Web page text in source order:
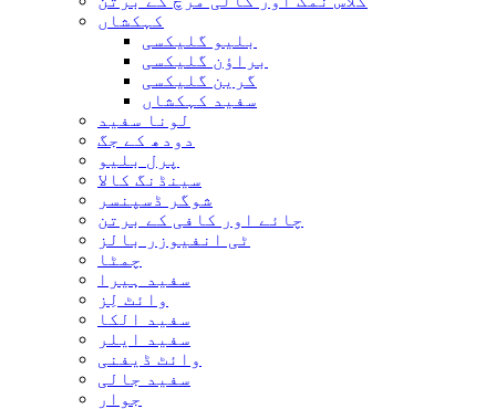
کہکشاں
بلیو گلیکسی
براؤن گلیکسی
گرین گلیکسی
سفید کہکشاں
لونا سفید
دودھ کے جگ
پرل بلیو
سینڈنگ کالا
شوگر ڈسپنسر
چائے اور کافی کے برتن
ٹی انفیوزر بالز
چمٹا
سفید ہیرا
وائٹ لِز
سفید الکا
سفید ایلر
وائٹ ڈیفنی
سفید جالی
جوار